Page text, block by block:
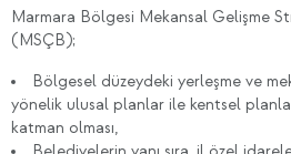
Marmara Bölgesi Mekansal Gelişme
(MSÇB);
Bölgesel düzeydeki yerleşme ve
yönelik ulusal planlar ile kentsel
katman olması,